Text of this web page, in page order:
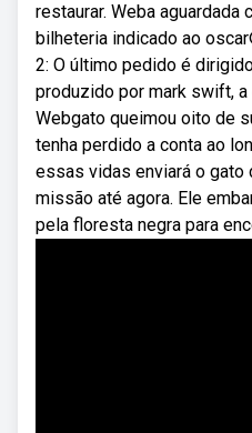
restaurar. Weba
bilheteria indicado ao
2: O último pedido é
produzido por mark swift, a
Webgato queimou oito de
tenha perdido a conta ao
essas vidas enviará o gato
missão até agora. Ele
pela floresta negra para